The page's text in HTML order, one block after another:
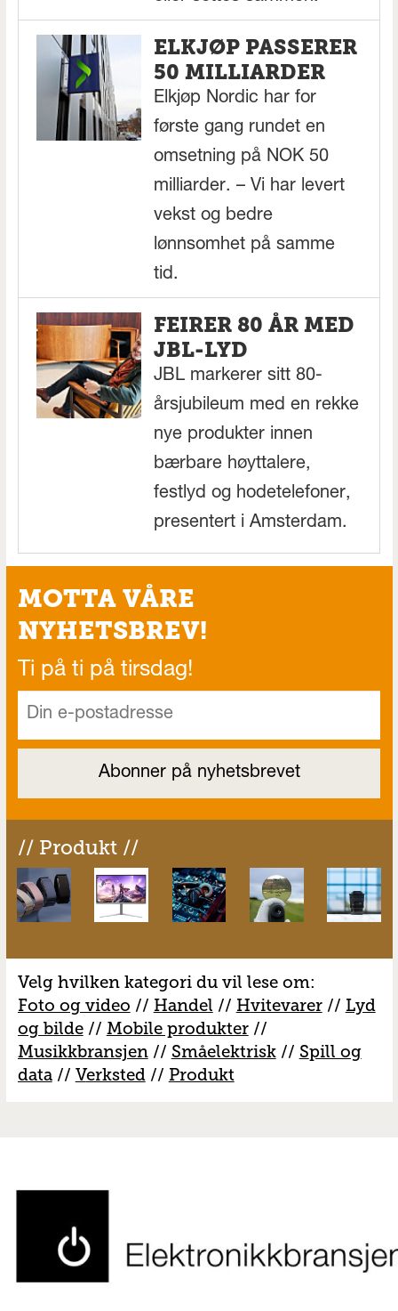
ELKJØP PASSERER
50 MILLIARDER
Elkjøp Nordic har for
første gang rundet en
omsetning på NOK 50
milliarder. – Vi har levert
vekst og bedre
lønnsomhet på samme
tid.
FEIRER 80 ÅR MED
JBL-LYD
JBL markerer sitt 80-
årsjubileum med en rekke
nye produkter innen
bærbare høyttalere,
festlyd og hodetelefoner,
presentert i Amsterdam.
MOTTA VÅRE
NYHETSBREV!
Ti på ti på tirsdag!
// Produkt //
Velg hvilken kategori du vil lese om:
Foto og video // Handel // Hvitevarer// Lyd
og bilde// Mobile produkter//
Musikkbransjen// Småelektrisk// Spill og
data// Verksted// Produkt